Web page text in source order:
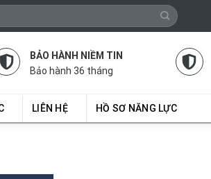
BẢO HÀNH NIỀM TIN
Bảo hành 36 tháng
LIÊN HỆ HỒ SƠ NĂNG LỰC